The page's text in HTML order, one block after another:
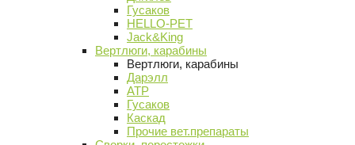
Гусаков
HELLO-PET
Jack&King
Вертлюги, карабины
Вертлюги, карабины
Дарэлл
АТР
Гусаков
Каскад
Прочие вет.препараты